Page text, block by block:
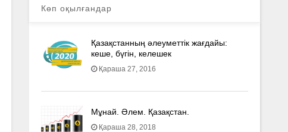
Көп оқылғандар
Қазақстанның әлеуметтік жағдайы:
кеше, бүгін, келешек
Қараша 27, 2016
Мұнай. Әлем. Қазақстан.
Қараша 28, 2018